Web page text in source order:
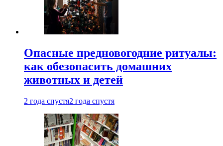
Опасные предновогодние ритуалы:
как обезопасить домашних
животных и детей
2 года спустя2 года спустя